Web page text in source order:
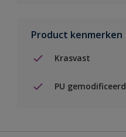
Product kenmerken
Krasvast
PU gemodificeerd